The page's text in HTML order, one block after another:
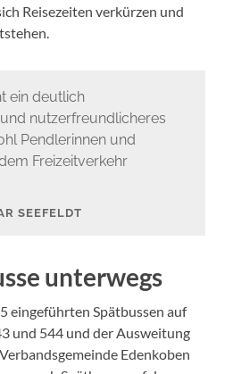
Reisezeiten verkürzen und
ein deutlich
nutzerfreundlicheres
Pendlerinnen und
Freizeitverkehr
SEEFELDT
unterwegs
eingeführten Spätbussen auf
und 544 und der Ausweitung
Edenkoben